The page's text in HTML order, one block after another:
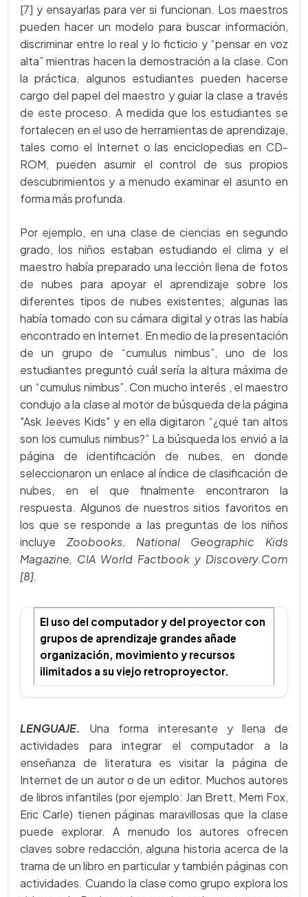
[7] y ensayarlas para ver si funcionan. Los maestros
pueden hacer un modelo para buscar información,
discriminar entre lo real y lo ficticio y “pensar en voz
alta” mientras hacen la demostración a la clase. Con
la práctica, algunos estudiantes pueden hacerse
cargo del papel del maestro y guiar la clase a través
de este proceso. A medida que los estudiantes se
fortalecen en el uso de herramientas de aprendizaje,
tales como el Internet o las enciclopedias en CD-
ROM, pueden asumir el control de sus propios
descubrimientos y a menudo examinar el asunto en
forma más profunda.
Por ejemplo, en una clase de ciencias en segundo
grado, los niños estaban estudiando el clima y el
maestro había preparado una lección llena de fotos
de nubes para apoyar el aprendizaje sobre los
diferentes tipos de nubes existentes; algunas las
había tomado con su cámara digital y otras las había
encontrado en Internet. En medio de la presentación
de un grupo de “cumulus nimbus”, uno de los
estudiantes preguntó cuál sería la altura máxima de
un “cumulus nimbus”. Con mucho interés , el maestro
condujo a la clase al motor de búsqueda de la página
"Ask Jeeves Kids" y en ella digitaron “¿qué tan altos
son los cumulus nimbus?” La búsqueda los envió a la
página de identificación de nubes, en donde
seleccionaron un enlace al índice de clasificación de
nubes, en el que finalmente encontraron la
respuesta. Algunos de nuestros sitios favoritos en
los que se responde a las preguntas de los niños
incluye Zoobooks, National Geographic Kids
Magazine, CIA World Factbook y Discovery.Com
[8].
El uso del computador y del proyector con
grupos de aprendizaje grandes añade
organización, movimiento y recursos
ilimitados a su viejo retroproyector.
LENGUAJE. Una forma interesante y llena de
actividades para integrar el computador a la
enseñanza de literatura es visitar la página de
Internet de un autor o de un editor. Muchos autores
de libros infantiles (por ejemplo: Jan Brett, Mem Fox,
Eric Carle) tienen páginas maravillosas que la clase
puede explorar. A menudo los autores ofrecen
claves sobre redacción, alguna historia acerca de la
trama de un libro en particular y también páginas con
actividades. Cuando la clase como grupo explora los